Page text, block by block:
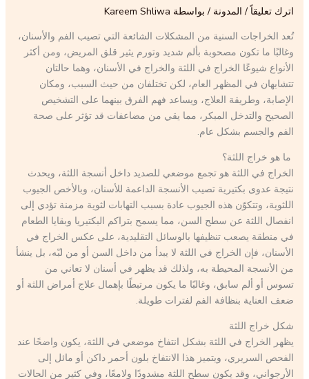
اترك تعليقاً / المدونة / بواسطة Kareem Shliwa
تُعد الخراجات السنية من المشكلات الشائعة التي تصيب الفم والأسنان،
وغالبًا ما تكون مصحوبة بألم شديد وتورم يثير قلق المريض، ومن أكثر
الأنواع شيوعًا الخراج في اللثة والخراج في الأسنان، وهما حالتان
تتشابهان في المظهر العام، لكن تختلفان من حيث السبب، ومكان
الإصابة، وطريقة العلاج، ويساعد فهم الفرق بينهما على التشخيص
الصحيح والتدخل المبكر، مما يقي من مضاعفات قد تؤثر على صحة
الفم والجسم بشكل عام.
ما هو خراج اللثة؟
الخراج في اللثة هو تجمع موضعي للصديد داخل أنسجة اللثة، ويحدث
نتيجة عدوى بكتيرية تصيب الأنسجة الداعمة للأسنان، وبالأخص الجيوب
اللثوية، وتتكوّن هذه الجيوب عادة بسبب التهابات لثوية مزمنة تؤدي إلى
انفصال اللثة عن سطح السن، مما يسمح بتراكم البكتيريا وبقايا الطعام
في منطقة يصعب تنظيفها بالوسائل التقليدية، على عكس الخراج في
الأسنان، فإن الخراج في اللثة لا يبدأ من داخل السن أو من لبّه، بل ينشأ
من الأنسجة المحيطة به، ولذلك قد يظهر في أسنان لا تعاني من
تسوس أو ألم سابق، وغالبًا ما يكون مرتبطًا بإهمال علاج أمراض اللثة أو
ضعف العناية بنظافة الفم لفترات طويلة.
شكل خراج اللثة
يظهر الخراج في اللثة بشكل انتفاخ موضعي في اللثة، يكون واضحًا عند
الفحص السريري، ويتميز هذا الانتفاخ بلون أحمر داكن أو مائل إلى
الأرجواني، وقد يكون سطح اللثة مشدودًا ولامعًا، وفي كثير من الحالات